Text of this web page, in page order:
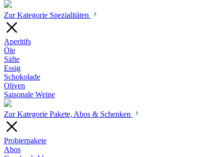
Zur Kategorie Spezialitäten
Aperitifs
Öle
Säfte
Essig
Schokolade
Oliven
Saisonale Weine
Zur Kategorie Pakete, Abos & Schenken
Probierpakete
Abos